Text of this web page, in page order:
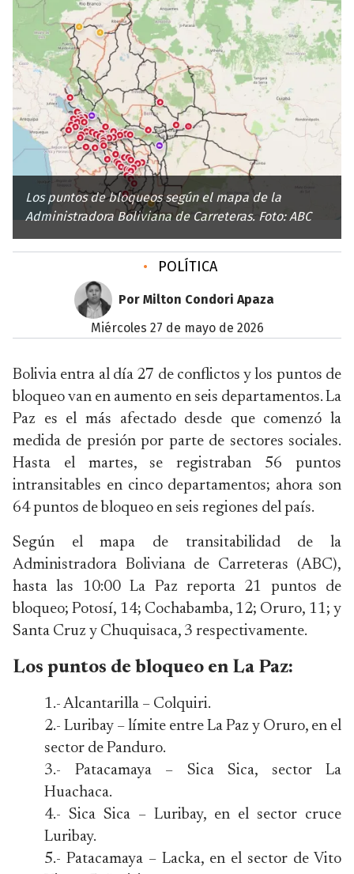
Los puntos de bloqueos según el mapa de la
Administradora Boliviana de Carreteras. Foto: ABC
• POLÍTICA
Por Milton Condori Apaza
miércoles 27 de mayo de 2026
Bolivia entra al día 27 de conflictos y los puntos de
bloqueo van en aumento en seis departamentos. La
Paz es el más afectado desde que comenzó la
medida de presión por parte de sectores sociales.
Hasta el martes, se registraban 56 puntos
intransitables en cinco departamentos; ahora son
64 puntos de bloqueo en seis regiones del país.
Según el mapa de transitabilidad de la
Administradora Boliviana de Carreteras (ABC),
hasta las 10:00 La Paz reporta 21 puntos de
bloqueo; Potosí, 14; Cochabamba, 12; Oruro, 11; y
Santa Cruz y Chuquisaca, 3 respectivamente.
Los puntos de bloqueo en La Paz:
1.- Alcantarilla – Colquiri.
2.- Luribay – límite entre La Paz y Oruro, en el
sector de Panduro.
3.- Patacamaya – Sica Sica, sector La
Huachaca.
4.- Sica Sica – Luribay, en el sector cruce
Luribay.
5.- Patacamaya – Lacka, en el sector de Vito